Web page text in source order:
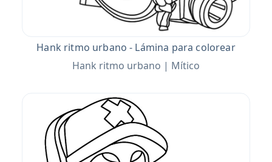
Hank ritmo urbano - Lámina para colorear
Hank ritmo urbano | Mítico